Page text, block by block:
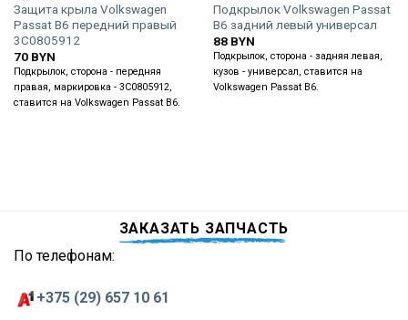
Защита крыла Volkswagen
Passat B6 передний правый
3C0805912
70 BYN
Подкрылок, сторона - передняя
правая, маркировка - 3C0805912,
ставится на Volkswagen Passat B6.
Подкрылок Volkswagen Passat
B6 задний левый универсал
88 BYN
Подкрылок, сторона - задняя левая,
кузов - универсал, ставится на
Volkswagen Passat B6.
ЗАКАЗАТЬ ЗАПЧАСТЬ
По телефонам:
+375 (29) 657 10 61